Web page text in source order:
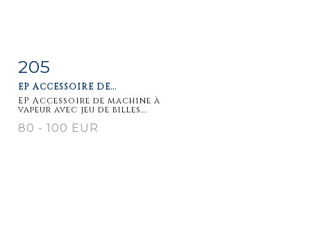
Fiche
détaillée
205
EP ACCESSOIRE DE...
EP Accessoire de machine à
vapeur avec jeu de billes...
80 - 100 EUR